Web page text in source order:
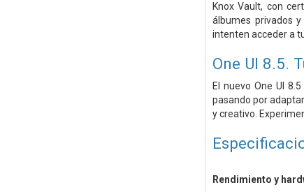
Knox Vault, con
álbumes privados
intenten acceder a
One UI 8.5.
El nuevo One UI
pasando por
y creativo.
Rendimiento y